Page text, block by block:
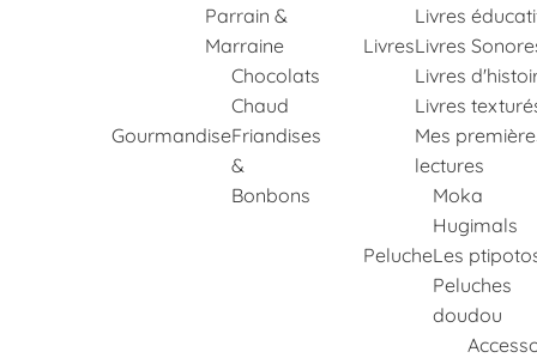
Parrain &
Marraine
Gourmandise
Chocolats
Chaud
Friandises
&
Bonbons
Livres
Livres
Livres
Livres
Livres
Mes
lectures
Peluche
Moka
Hugimals
Les
Peluches
doudou